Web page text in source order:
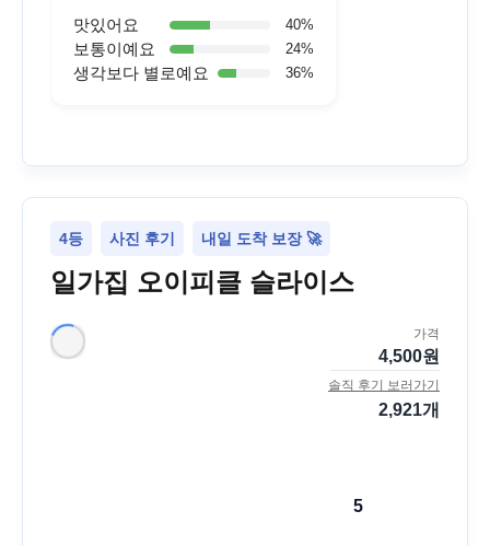
맛있어요 40%
보통이예요 24%
생각보다 별로예요 36%
4등 사진 후기 내일 도착 보장 🚀
일가집 오이피클 슬라이스
가격
4,500원
솔직 후기 보러가기
2,921개
5